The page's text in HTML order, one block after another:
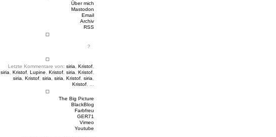
Über mich
Mastodon
Email
Archiv
RSS
Letzte Kommentare von: siria Kristof
siria
Kristof Lupine Kristof siria Kristof
siria
Kristof siria siria Kristof siria
Kristof
The Big Picture
BlackBlog
Farbfreu
GER71
Vimeo
Youtube